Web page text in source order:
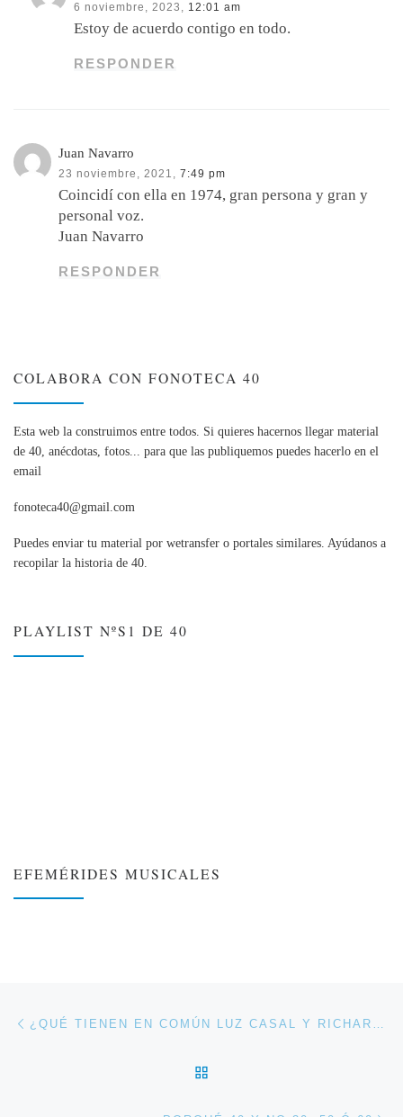
6 noviembre, 2023, 12:01 am
Estoy de acuerdo contigo en todo.
RESPONDER
Juan Navarro
23 noviembre, 2021, 7:49 pm
Coincidí con ella en 1974, gran persona y gran y
personal voz.
Juan Navarro
RESPONDER
COLABORA CON FONOTECA 40
Esta web la construimos entre todos. Si quieres hacernos llegar material
de 40, anécdotas, fotos... para que las publiquemos puedes hacerlo en el
email
fonoteca40@gmail.com
Puedes enviar tu material por wetransfer o portales similares. Ayúdanos a
recopilar la historia de 40.
PLAYLIST NºS1 DE 40
EFEMÉRIDES MUSICALES
Navegación de entradas